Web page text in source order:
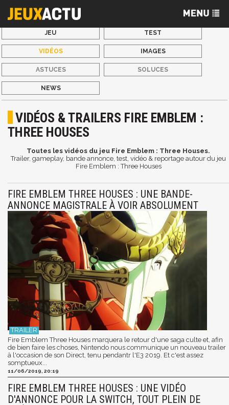
JEU TEST
VIDÉOS IMAGES
ASTUCES SOLUCES
NEWS
VIDÉOS & TRAILERS FIRE EMBLEM :
THREE HOUSES
Toutes les vidéos du jeu Fire Emblem : Three Houses.
Trailer, gameplay, bande annonce, test, vidéo & reportage autour du jeu
Fire Emblem : Three Houses
FIRE EMBLEM THREE HOUSES : UNE BANDE-
ANNONCE MAGISTRALE À VOIR ABSOLUMENT
Fire Emblem Three Houses marquera le retour d'une saga culte et, afin
de bien faire les choses, Nintendo nous communique un nouveau trailer
à l'occasion de son Direct, tenu pendantr l'E3 2019. Et c'est assez
somptueux...
11/06/2019, 20:19
FIRE EMBLEM THREE HOUSES : UNE VIDÉO
D'ANNONCE POUR LA SWITCH, TOUT PLEIN DE